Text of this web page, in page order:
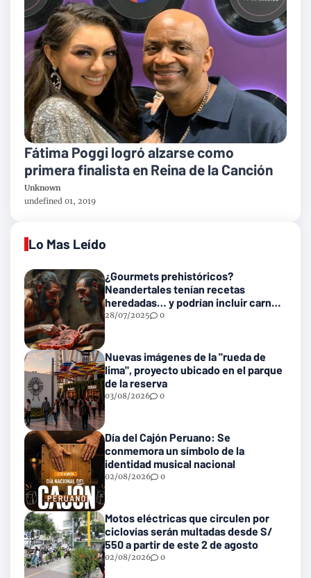
Fátima Poggi logró alzarse como
primera finalista en Reina de la Canción
Unknown
undefined 01, 2019
Lo Mas Leído
¿Gourmets prehistóricos?
Neandertales tenían recetas
heredadas… y podrían incluir carne
con gusanos
28/07/2025 0
Nuevas imágenes de la "rueda de
lima", proyecto ubicado en el parque
de la reserva
03/08/2026 0
Día del Cajón Peruano: Se
conmemora un símbolo de la
identidad musical nacional
02/08/2026 0
Motos eléctricas que circulen por
ciclovías serán multadas desde S/
550 a partir de este 2 de agosto
02/08/2026 0